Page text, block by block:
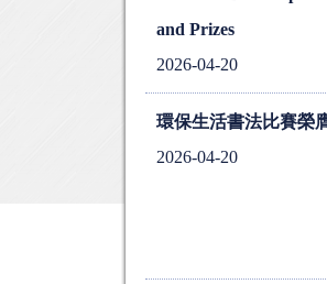
and Prizes
2026-04-20
環保生活書法比賽榮
2026-04-20